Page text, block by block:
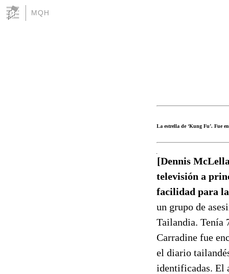
MQH
La estrella de ‘Kung Fu’. Fue
[Dennis
televisión a
facilidad para
un grupo de
Tailandia. Tenía
Carradine fue
el diario
identificadas. El